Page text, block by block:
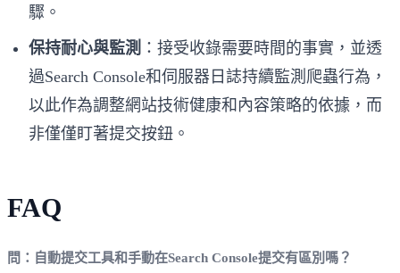
驟。
保持耐心與監測 ：接受收錄需要時間的事實，並透
過Search Console和伺服器日誌持續監測爬蟲行為，
以此作為調整網站技術健康和內容策略的依據，而
非僅僅盯著提交按鈕。
FAQ
問：自動提交工具和手動在Search Console提交有區別嗎？